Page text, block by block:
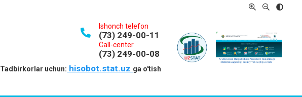
Ishonch telefon
(73) 249-00-11
Call-center
(73) 249-00-08
Tadbirkorlar uchun: hisobot.stat.uz ga o'tish